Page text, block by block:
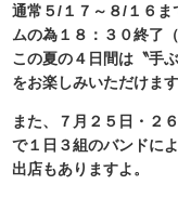
通常５/１７～８/１６
ムの為１８：３０終了
この夏の４日間は〝手
をお楽しみいただけます
また、７月２５日・２
で１日３組のバンドに
出店もありますよ。